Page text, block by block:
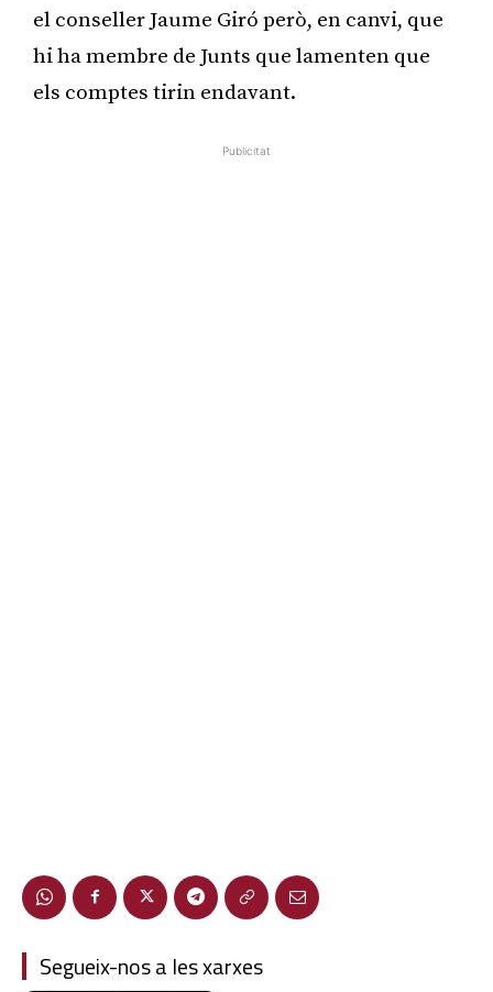
el conseller Jaume Giró però, en canvi, que
hi ha membre de Junts que lamenten que
els comptes tirin endavant.
Publicitat
Segueix-nos a les xarxes